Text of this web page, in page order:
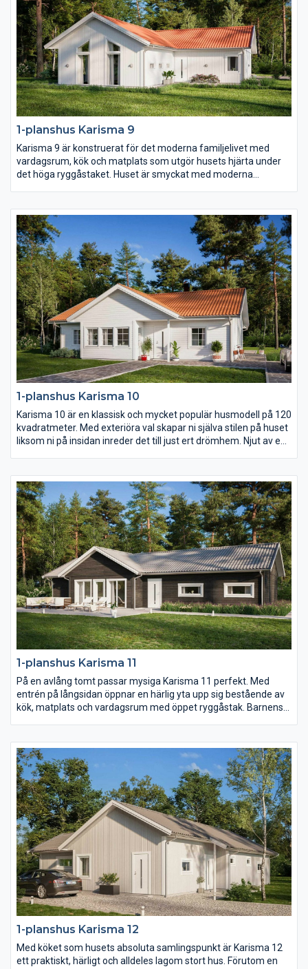
1-planshus Karisma 9
Karisma 9 är konstruerat för det moderna familjelivet med
vardagsrum, kök och matplats som utgör husets hjärta under
det höga ryggåstaket. Huset är smyckat med moderna
1-planshus Karisma 10
Karisma 10 är en klassisk och mycket populär husmodell på 120
kvadratmeter. Med exteriöra val skapar ni själva stilen på huset
liksom ni på insidan inreder det till just ert drömhem. Njut av en
bort från gatan.
1-planshus Karisma 11
På en avlång tomt passar mysiga Karisma 11 perfekt. Med
entrén på långsidan öppnar en härlig yta upp sig bestående av
kök, matplats och vardagsrum med öppet ryggåstak. Barnens
Karisma 11 ger er mycket funktion och hemtrevnad på en lite
mindre yta.
1-planshus Karisma 12
Med köket som husets absoluta samlingspunkt är Karisma 12
ett praktiskt, härligt och alldeles lagom stort hus. Förutom en